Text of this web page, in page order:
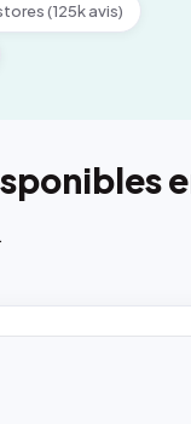
(125k avis)